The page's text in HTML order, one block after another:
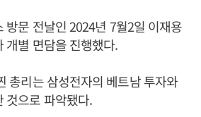
방문 전날인 2024년 7월2일 이재용
개별 면담을 진행했다.
총리는 삼성전자의 베트남 투자와
것으로 파악됐다.